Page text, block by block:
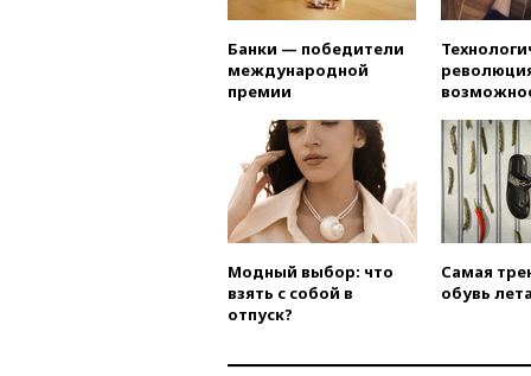
Банки — победители
международной
премии
Модный выбор: что
взять с собой в
отпуск?
Самая
обувь